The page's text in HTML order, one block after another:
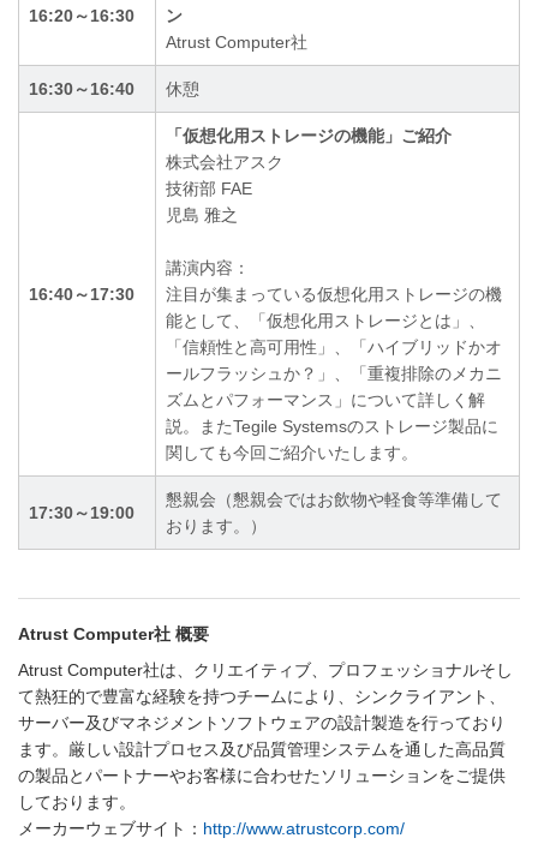
16:20～16:30
ン
Atrust Computer社
16:30～16:40 休憩
16:40～17:30
「仮想化用ストレージの機能」ご紹介
株式会社アスク
技術部 FAE
児島 雅之
講演内容：
注目が集まっている仮想化用ストレージの機
能として、「仮想化用ストレージとは」、
「信頼性と高可用性」、「ハイブリッドかオ
ールフラッシュか？」、「重複排除のメカニ
ズムとパフォーマンス」について詳しく解
説。またTegile Systemsのストレージ製品に
関しても今回ご紹介いたします。
17:30～19:00
懇親会（懇親会ではお飲物や軽食等準備して
おります。）
Atrust Computer社 概要
Atrust Computer社は、クリエイティブ、プロフェッショナルそし
て熱狂的で豊富な経験を持つチームにより、シンクライアント、
サーバー及びマネジメントソフトウェアの設計製造を行っており
ます。厳しい設計プロセス及び品質管理システムを通した高品質
の製品とパートナーやお客様に合わせたソリューションをご提供
しております。
メーカーウェブサイト： http://www.atrustcorp.com/